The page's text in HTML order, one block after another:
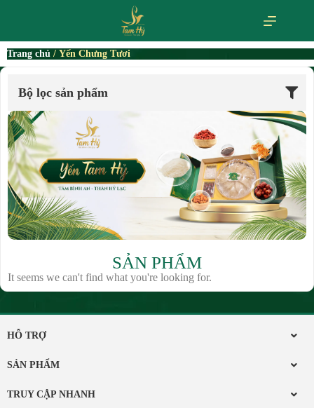
Trang chủ / Yến Chưng Tươi
Bộ lọc sản phẩm
SẢN PHẨM
It seems we can't find what you're looking for.
HỖ TRỢ
SẢN PHẨM
TRUY CẬP NHANH